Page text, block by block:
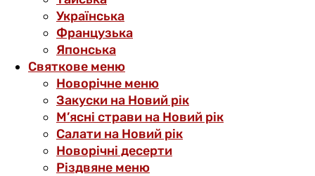
Українська
Французька
Японська
Святкове меню
Новорічне меню
Закуски на Новий рік
М’ясні страви на Новий рік
Салати на Новий рік
Новорічні десерти
Різдвяне меню